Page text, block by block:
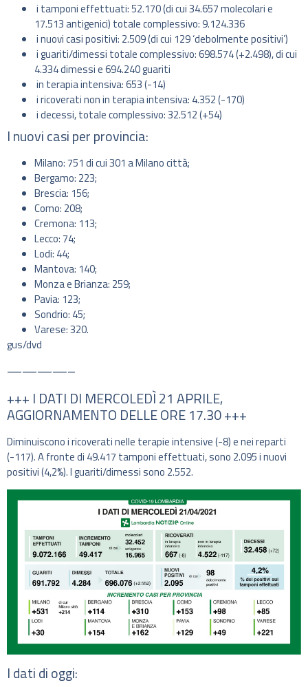
i tamponi effettuati: 52.170 (di cui 34.657 molecolari e
17.513 antigenici) totale complessivo: 9.124.336
i nuovi casi positivi: 2.509 (di cui 129 ‘debolmente positivi’)
i guariti/dimessi totale complessivo: 698.574 (+2.498), di cui
4.334 dimessi e 694.240 guariti
in terapia intensiva: 653 (-14)
i ricoverati non in terapia intensiva: 4.352 (-170)
i decessi, totale complessivo: 32.512 (+54)
I nuovi casi per provincia:
Milano: 751 di cui 301 a Milano città;
Bergamo: 223;
Brescia: 156;
Como: 208;
Cremona: 113;
Lecco: 74;
Lodi: 44;
Mantova: 140;
Monza e Brianza: 259;
Pavia: 123;
Sondrio: 45;
Varese: 320.
gus/dvd
————–
+++ I DATI DI MERCOLEDÌ 21 APRILE,
AGGIORNAMENTO DELLE ORE 17.30 +++
Diminuiscono i ricoverati nelle terapie intensive (-8) e nei reparti
(-117). A fronte di 49.417 tamponi effettuati, sono 2.095 i nuovi
positivi (4,2%). I guariti/dimessi sono 2.552.
I dati di oggi: